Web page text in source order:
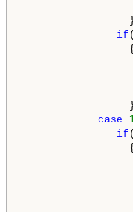
if
{
case
if
{